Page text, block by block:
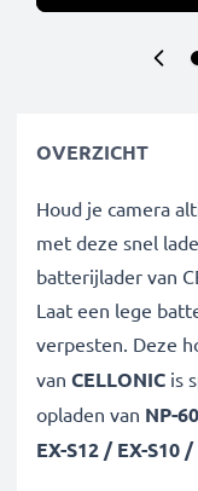
OVERZICHT
Houd je camera
met deze snel
batterijlader van
Laat een lege
verpesten. Deze
van CELLONIC is
opladen van NP-60
EX-S12 / EX-S10